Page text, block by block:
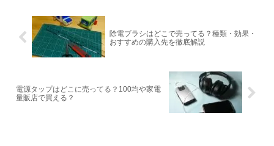
除電ブラシはどこで売ってる？種類・効果・
おすすめの購入先を徹底解説
電源タップはどこに売ってる？100均や家電
量販店で買える？